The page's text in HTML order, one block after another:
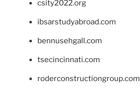
csity2022.org
ibsarstudyabroad.com
bennusehgall.com
tsecincinnati.com
roderconstructiongroup.com